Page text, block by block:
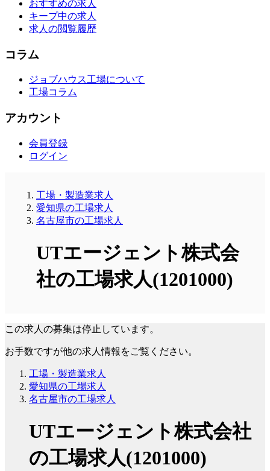
おすすめの求人
キープ中の求人
求人の閲覧履歴
コラム
ジョブハウス工場について
工場コラム
アカウント
会員登録
ログイン
工場・製造業求人
愛知県の工場求人
名古屋市の工場求人
UTエージェント株式会
社の工場求人(1201000)
この求人の募集は停止しています。
お手数ですが他の求人情報をご覧ください。
工場・製造業求人
愛知県の工場求人
名古屋市の工場求人
UTエージェント株式会社
の工場求人(1201000)